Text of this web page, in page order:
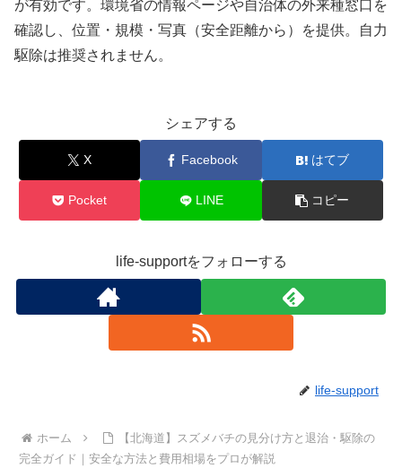
が有効です。環境省の情報ページや自治体の外来種窓口を
確認し、位置・規模・写真（安全距離から）を提供。自力
駆除は推奨されません。
シェアする
X Facebook はてブ
Pocket LINE コピー
life-supportをフォローする
life-support
ホーム
【北海道】スズメバチの見分け方と退治・駆除の
完全ガイド｜安全な方法と費用相場をプロが解説